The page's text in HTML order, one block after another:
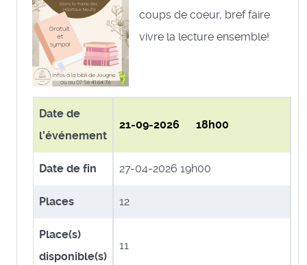
coups de coeur, bref faire
vivre la lecture ensemble!
Date de
l'événement
21-09-2026 18h00
Date de fin 27-04-2026 19h00
Places 12
Place(s)
disponible(s)
11